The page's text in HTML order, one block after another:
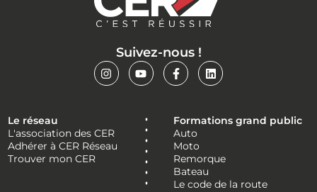
Suivez-nous !
Le réseau
L'association des CER
Adhérer à CER Réseau
Trouver mon CER
Formations grand public
Auto
Moto
Remorque
Bateau
Le code de la route